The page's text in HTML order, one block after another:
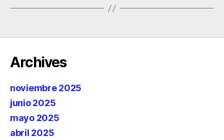
Archives
noviembre 2025
junio 2025
mayo 2025
abril 2025